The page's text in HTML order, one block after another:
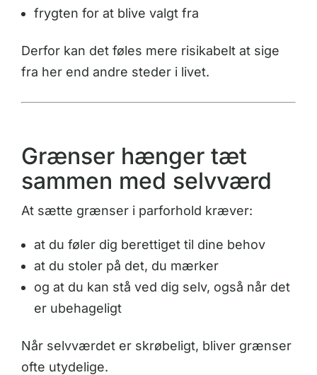
frygten for at blive valgt fra
Derfor kan det føles mere risikabelt at sige
fra her end andre steder i livet.
Grænser hænger tæt
sammen med selvværd
At sætte grænser i parforhold kræver:
at du føler dig berettiget til dine behov
at du stoler på det, du mærker
og at du kan stå ved dig selv, også når det
er ubehageligt
Når selvværdet er skrøbeligt, bliver grænser
ofte utydelige.